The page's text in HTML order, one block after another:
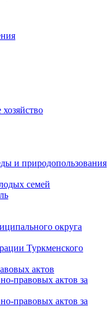
и природопользования
семей
округа
Туркменского
актов
правовых актов за
правовых актов за